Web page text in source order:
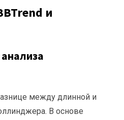
и
между длинной и
В основе